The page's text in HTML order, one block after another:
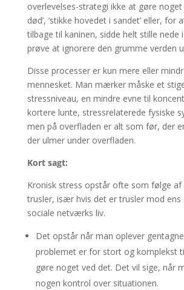
overlevelses-strategi ikke at gøre noget
død’, ‘stikke hovedet i sandet’ eller, for
tilbage til kaninen, sidde helt stille nede
prøve at ignorere den grumme verden
Disse processer er kun mere eller
mennesket. Man mærker måske et
stressniveau, en mindre evne til
kortere lunte, stressrelaterede fysiske
men på overfladen er alt som før, der
der ulmer under overfladen.
Kort sagt:
Kronisk stress opstår ofte som følge af
trusler, især hvis det er trusler mod ens
sociale netværks liv.
Det opstår når man oplever
problemet er for stort og komplekst
gøre noget ved det. Det vil sige, når
nogen kontrol over situationen.